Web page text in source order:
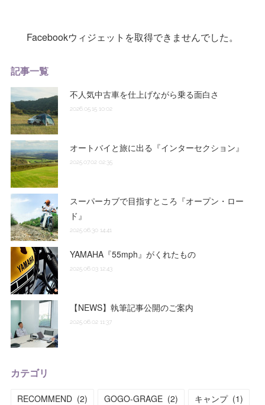
Facebookウィジェットを取得できませんでした。
記事一覧
不人気中古車を仕上げながら乗る面白さ
2026.05.15 10:02
オートバイと旅に出る『インターセクション』
2025.07.02 02:35
スーパーカブで目指すところ『オープン・ロー
ド』
2025.06.30 14:41
YAMAHA『55mph』がくれたもの
2025.06.03 12:43
【NEWS】執筆記事公開のご案内
2025.06.02 11:37
カテゴリ
RECOMMEND (2) GOGO-GRAGE (2) キャンプ (1)